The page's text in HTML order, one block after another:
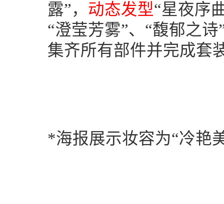
露”， 动态发型“星夜序
“澄莹芳雾”、“馥郁之
集齐所有部件并完成套
*海报展示妆容为“冷艳